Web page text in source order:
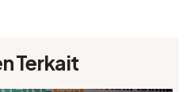
Terkait